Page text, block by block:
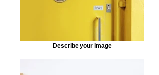
Describe your image